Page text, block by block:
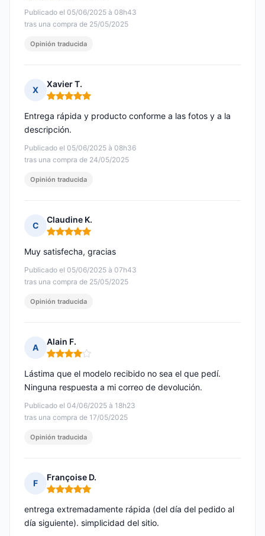
Publicado el 05/06/2025 à 08h43
tras una compra de 25/05/2025
Opinión traducida
X
Xavier T.
Nota: 5 de 5
Publicado el 05/06/2025 à 08h36
tras una compra de 24/05/2025
Entrega rápida y producto conforme a las fotos y a la
descripción.
Opinión traducida
C
Claudine K.
Nota: 5 de 5
Publicado el 05/06/2025 à 07h43
tras una compra de 25/05/2025
Muy satisfecha, gracias
Opinión traducida
A
Alain F.
Nota: 4 de 5
Publicado el 04/06/2025 à 18h23
tras una compra de 17/05/2025
Lástima que el modelo recibido no sea el que pedí.
Ninguna respuesta a mi correo de devolución.
Opinión traducida
F
Françoise D.
Nota: 5 de 5
entrega extremadamente rápida (del día del pedido al
día siguiente). simplicidad del sitio.